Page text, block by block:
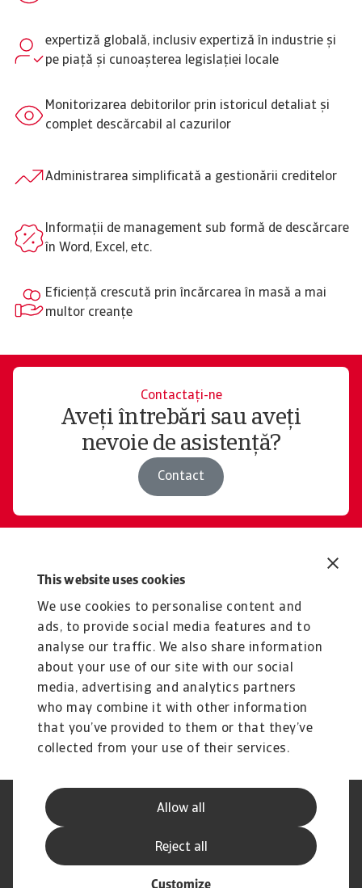
This website uses cookies
We use cookies to personalise content and
ads, to provide social media features and to
analyse our traffic. We also share information
about your use of our site with our social
media, advertising and analytics partners
who may combine it with other information
that you’ve provided to them or that they’ve
collected from your use of their services.
Allow all
Reject all
expertiză globală, inclusiv expertiză în industrie și
pe piață și cunoașterea legislației locale
Monitorizarea debitorilor prin istoricul detaliat și
complet descărcabil al cazurilor
Administrarea simplificată a gestionării creditelor
Informații de management sub formă de descărcare
în Word, Excel, etc.
Eficiență crescută prin încărcarea în masă a mai
multor creanțe
Contactați-ne
Aveți întrebări sau aveți
nevoie de asistență?
Contact
Produse și servicii
interesante pentru dvs
Produs
Atradius Collections
Atradius Collections este soluția de colectare a
datoriilor pentru companiile B2B - indiferent ...
Declarație de Confidențialitate
Informații despre Cookie
Canale Speak Up
Informații Furnizor
GDPR